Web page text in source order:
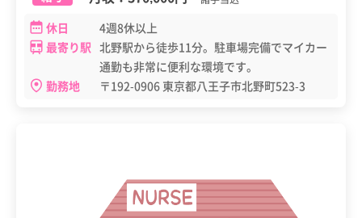
休日
4週8休以上
最寄り駅 北野駅から徒歩11分。駐車場完備でマイカー
通勤も非常に便利な環境です。
勤務地
〒192-0906 東京都八王子市北野町523-3